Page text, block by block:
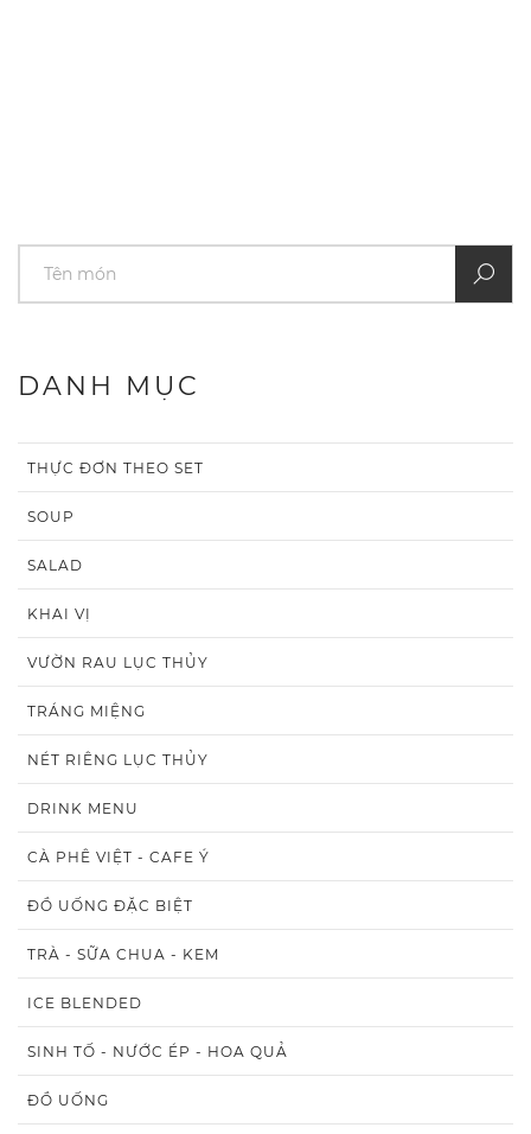
DANH MỤC
THỰC ĐƠN THEO SET
SOUP
SALAD
KHAI VỊ
VƯỜN RAU LỤC THỦY
TRÁNG MIỆNG
NÉT RIÊNG LỤC THỦY
DRINK MENU
CÀ PHÊ VIỆT - CAFE Ý
ĐỒ UỐNG ĐẶC BIỆT
TRÀ - SỮA CHUA - KEM
ICE BLENDED
SINH TỐ - NƯỚC ÉP - HOA QUẢ
ĐỒ UỐNG